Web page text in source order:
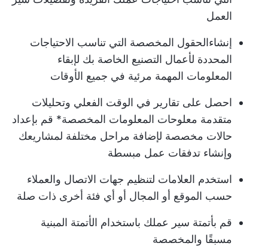
العمل
إنشاءالحقول المخصصة التي تناسب الاحتياجات
المحددة لأعمال التصنيع الخاصة بك لإبقاء
المعلومات المهمة مرئية في جميع الأوقات
احصل على تقارير في الوقت الفعلي وتحليلات
متقدمة معلوحات المعلومات المخصصة* قم بإعداد
حالات مخصصة لإضافة مراحل مختلفة لمشاريعك
وإنشاء تدفقات عمل مبسطة
استخدم العلامات لتنظيم جهات الاتصال والعملاء
حسب الموقع أو المجال أو أي فئة أخرى ذات صلة
قم بأتمتة سير عملك باستخدام الأتمتة المبنية
مسبقًا والمخصصة